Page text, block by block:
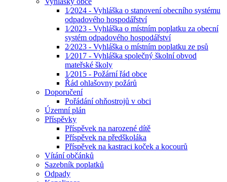
1⁄2024 - Vyhláška o stanovení obecního systému
odpadového hospodářství
1⁄2023 - Vyhláška o místním poplatku za obecní
systém odpadového hospodářství
2⁄2023 - Vyhláška o místním poplatku ze psů
1⁄2017 - Vyhláška společný školní obvod
mateřské školy
1⁄2015 - Požární řád obce
Řád ohlašovny požárů
Doporučení
Pořádání ohňostrojů v obci
Územní plán
Příspěvky
Příspěvek na narozené dítě
Příspěvek na předškoláka
Příspěvek na kastraci koček a kocourů
Vítání občánků
Sazebník poplatků
Odpady